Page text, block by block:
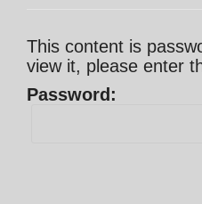
This content is
view it, please enter
Password: